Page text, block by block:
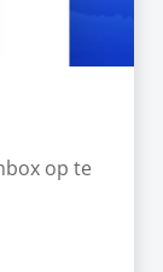
op te